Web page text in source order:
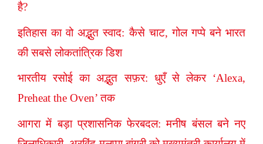
है?
इतिहास का वो अद्भुत स्वाद: कैसे चाट, गोल गप्पे बने भारत
की सबसे लोकतांत्रिक डिश
भारतीय रसोई का अद्भुत सफ़र: धुएँ से लेकर ‘Alexa,
Preheat the Oven’ तक
आगरा में बड़ा प्रशासनिक फेरबदल: मनीष बंसल बने नए